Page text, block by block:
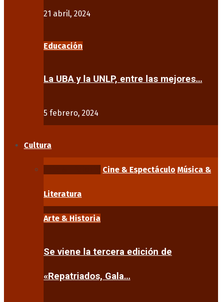
21 abril, 2024
Educación
La UBA y la UNLP, entre las mejores…
5 febrero, 2024
Cultura
Cine & Espectáculo Música &
Literatura
Arte & Historia
Se viene la tercera edición de
«Repatriados, Gala…